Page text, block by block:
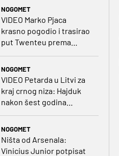
NOGOMET
VIDEO Marko Pjaca
krasno pogodio i trasirao
put Twenteu prema
NOGOMET
VIDEO Petarda u Litvi za
kraj crnog niza: Hajduk
nakon šest godina
pobijedio na europskom
NOGOMET
Ništa od Arsenala:
Vinicius Junior potpisat